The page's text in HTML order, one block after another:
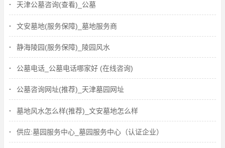
天津公墓咨询(查看)_公墓
文安墓地(服务保障)_墓地服务商
静海陵园(服务保障)_陵园风水
公墓电话_公墓电话哪家好 (在线咨询)
公墓咨询网址(推荐)_天津墓园网址
墓地风水怎么样(推荐)_文安墓地怎么样
供应:墓园服务中心_墓园服务中心（认证企业）